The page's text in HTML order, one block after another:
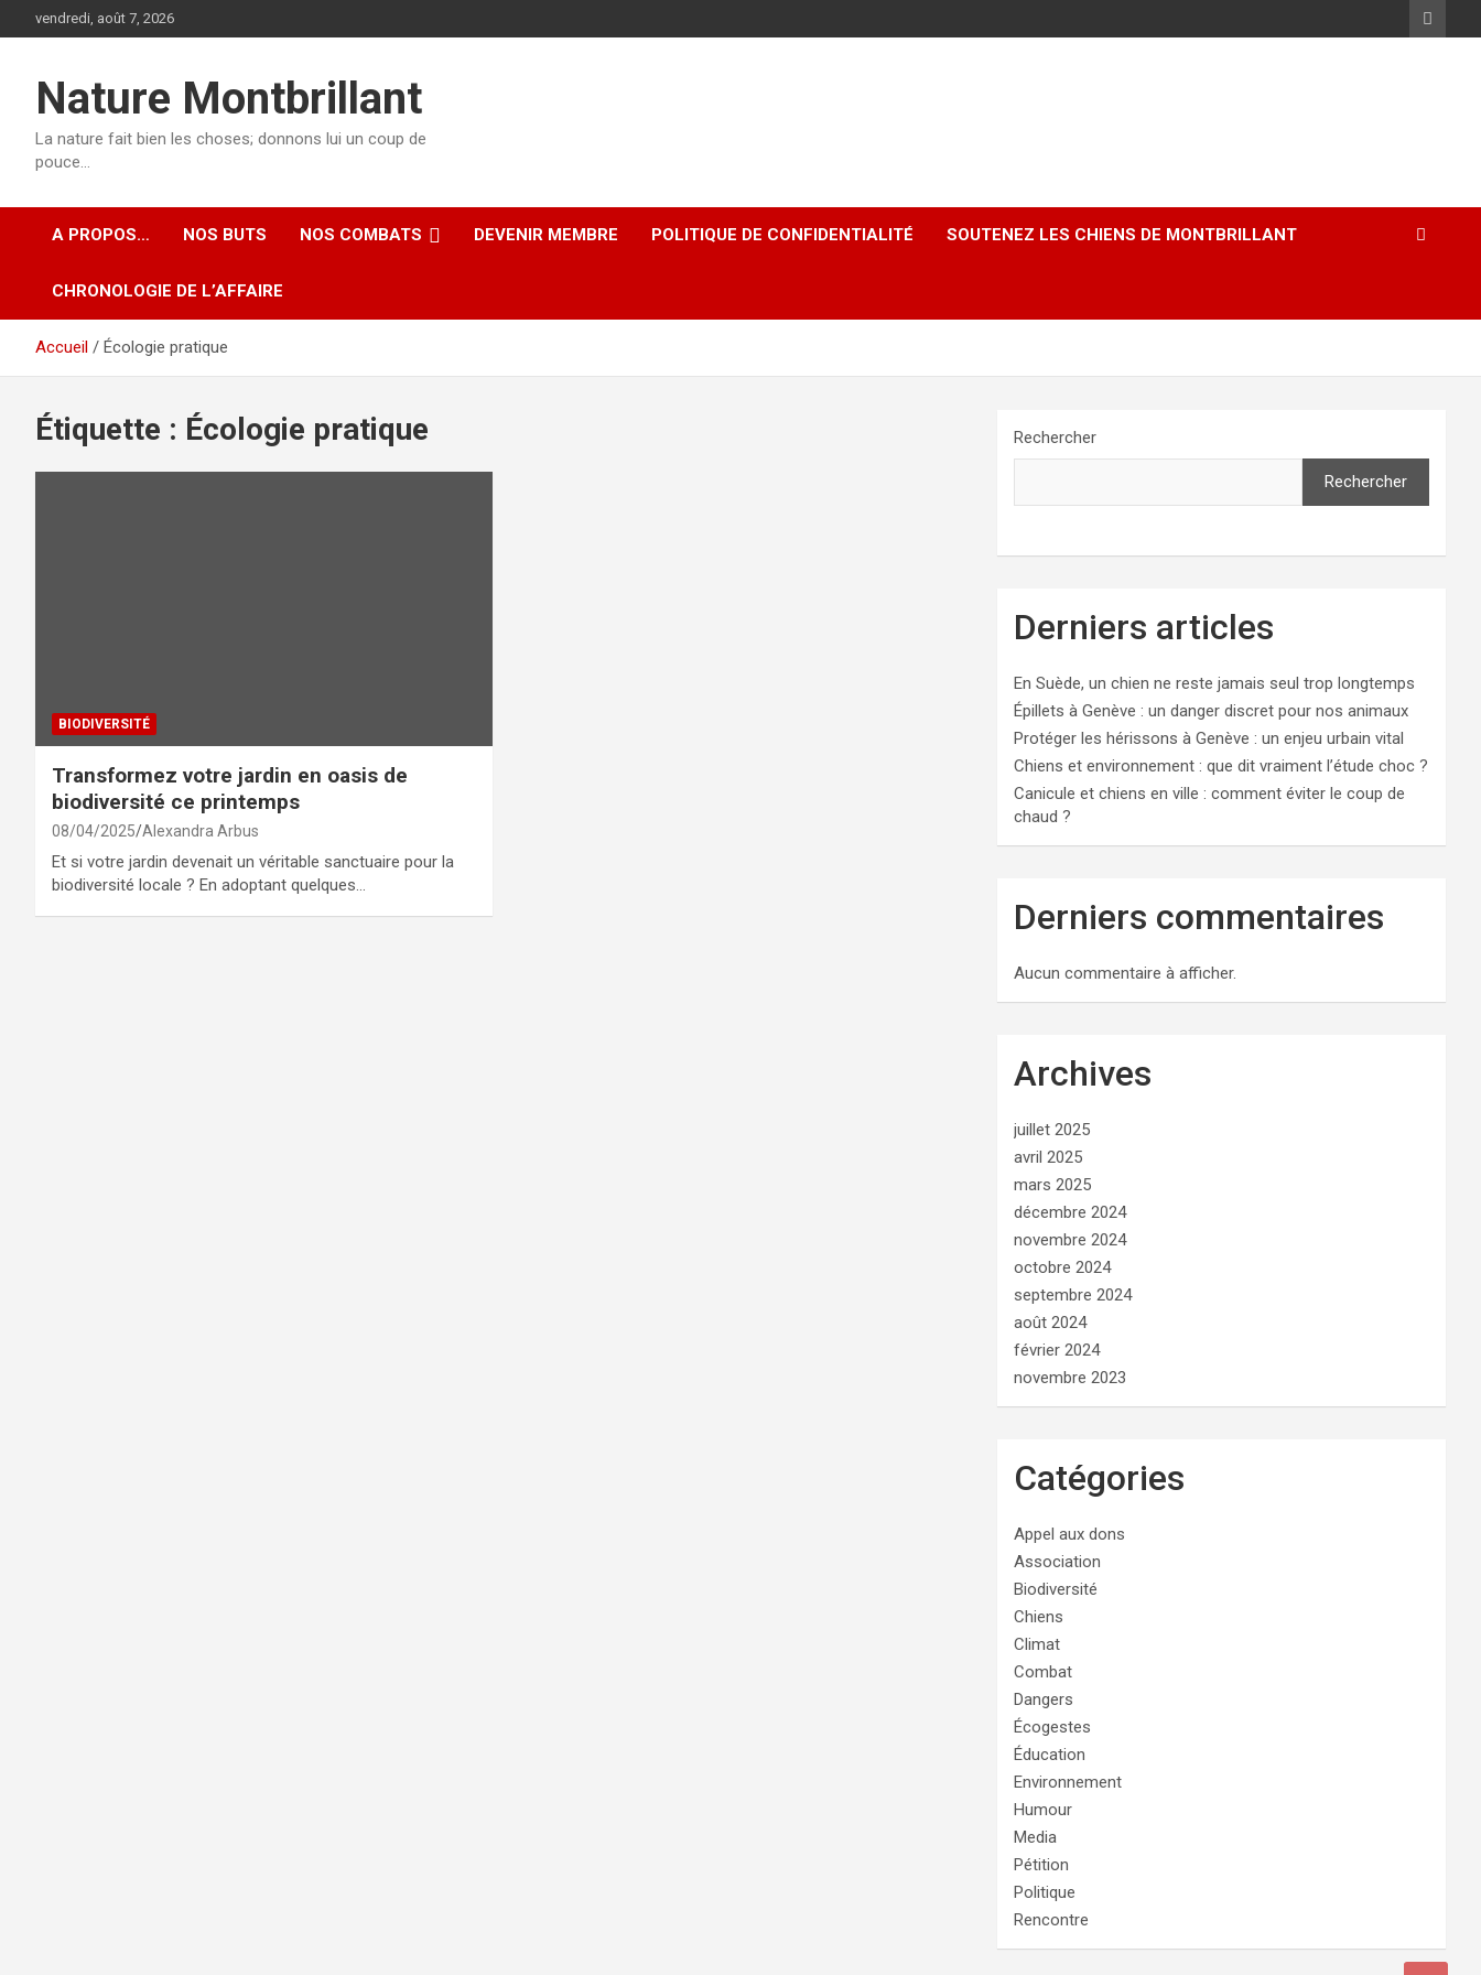
au
vendredi, août 7, 2026
Nature Montbrillant
La nature fait bien les choses; donnons lui un coup de
pouce…
A PROPOS… NOS BUTS NOS COMBATS DEVENIR MEMBRE POLITIQUE DE CONFIDENTIALITÉ SOUTENEZ LES CHIENS DE MONTBRILLANT
CHRONOLOGIE DE L’AFFAIRE
Accueil Écologie pratique
Étiquette : Écologie pratique
BIODIVERSITÉ
Transformez votre jardin en oasis de
biodiversité ce printemps
08/04/2025 Alexandra Arbus
Et si votre jardin devenait un véritable sanctuaire pour la
biodiversité locale ? En adoptant quelques…
Rechercher
Rechercher
Derniers articles
En Suède, un chien ne reste jamais seul trop longtemps
Épillets à Genève : un danger discret pour nos animaux
Protéger les hérissons à Genève : un enjeu urbain vital
Chiens et environnement : que dit vraiment l’étude choc ?
Canicule et chiens en ville : comment éviter le coup de
chaud ?
Derniers commentaires
Aucun commentaire à afficher.
Archives
juillet 2025
avril 2025
mars 2025
décembre 2024
novembre 2024
octobre 2024
septembre 2024
août 2024
février 2024
novembre 2023
Catégories
Appel aux dons
Association
Biodiversité
Chiens
Climat
Combat
Dangers
Écogestes
Éducation
Environnement
Humour
Media
Pétition
Politique
Rencontre